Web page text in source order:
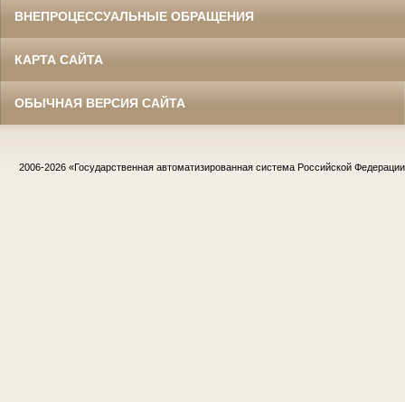
ВНЕПРОЦЕССУАЛЬНЫЕ ОБРАЩЕНИЯ
КАРТА САЙТА
ОБЫЧНАЯ ВЕРСИЯ САЙТА
2006-2026 «Государственная автоматизированная система Российской